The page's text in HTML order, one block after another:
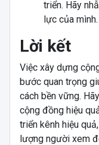
triển. Hãy
lực của mình.
Lời kết
Việc xây dựng
bước quan trọng
cách bền vững.
cộng đồng hiệu
triển kênh hiệu
lượng người xem